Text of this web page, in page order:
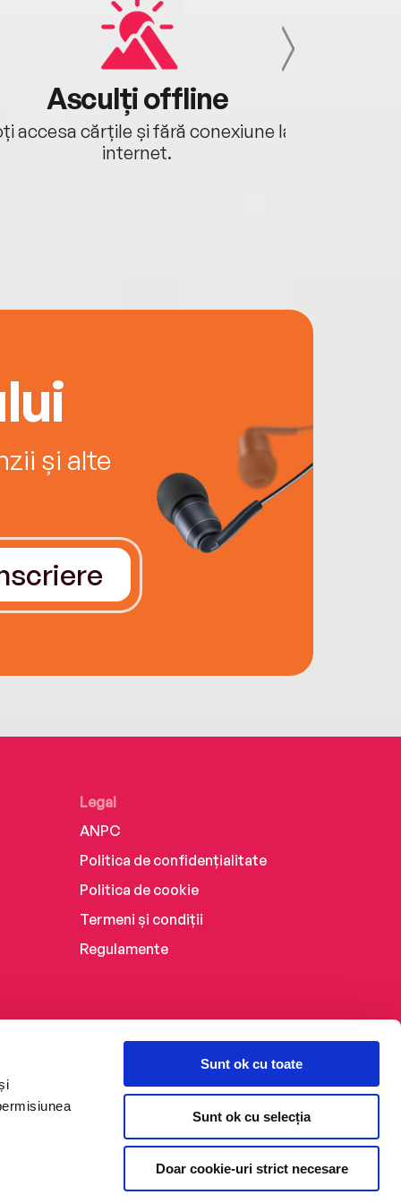
Sunt ok cu toate
Sunt ok cu selecția
Doar cookie-uri strict necesare
Asculți offline
accesa cărțile și fără conexiune la
internet.
și alte
Legal
ANPC
Politica de confidențialitate
Politica de cookie
Termeni și condiții
Regulamente